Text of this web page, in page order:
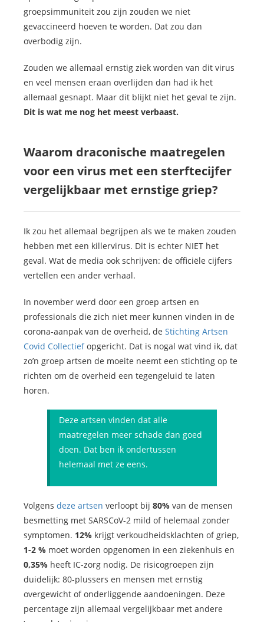
groepsimmuniteit zou zijn zouden we niet
gevaccineerd hoeven te worden. Dat zou dan
overbodig zijn.
Zouden we allemaal ernstig ziek worden van dit virus
en veel mensen eraan overlijden dan had ik het
allemaal gesnapt. Maar dit blijkt niet het geval te zijn.
Dit is wat me nog het meest verbaast.
Waarom draconische maatregelen
voor een virus met een sterftecijfer
vergelijkbaar met ernstige griep?
Ik zou het allemaal begrijpen als we te maken zouden
hebben met een killervirus. Dit is echter NIET het
geval. Wat de media ook schrijven: de officiële cijfers
vertellen een ander verhaal.
In november werd door een groep artsen en
professionals die zich niet meer kunnen vinden in de
corona-aanpak van de overheid, de Stichting Artsen
Covid Collectiefopgericht. Dat is nogal wat vind ik, dat
zo’n groep artsen de moeite neemt een stichting op te
richten om de overheid een tegengeluid te laten
horen.
Deze artsen vinden dat alle
maatregelen meer schade dan goed
doen. Dat ben ik ondertussen
helemaal met ze eens.
Volgens deze artsen verloopt bij 80% van de mensen
besmetting met SARSCoV-2 mild of helemaal zonder
symptomen. 12% krijgt verkoudheidsklachten of griep,
1-2 % moet worden opgenomen in een ziekenhuis en
0,35% heeft IC-zorg nodig. De risicogroepen zijn
duidelijk: 80-plussers en mensen met ernstig
overgewicht of onderliggende aandoeningen. Deze
percentage zijn allemaal vergelijkbaar met andere